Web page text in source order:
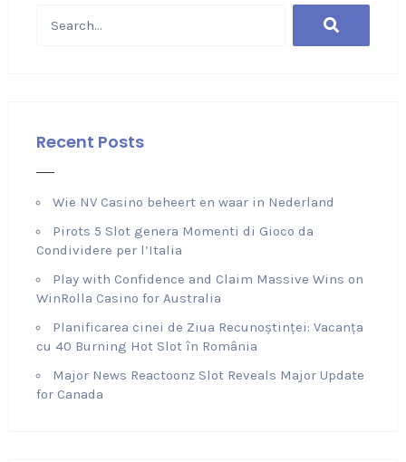
Recent Posts
Wie NV Casino beheert en waar in Nederland
Pirots 5 Slot genera Momenti di Gioco da
Condividere per l’Italia
Play with Confidence and Claim Massive Wins on
WinRolla Casino for Australia
Planificarea cinei de Ziua Recunoștinței: Vacanța
cu 40 Burning Hot Slot în România
Major News Reactoonz Slot Reveals Major Update
for Canada